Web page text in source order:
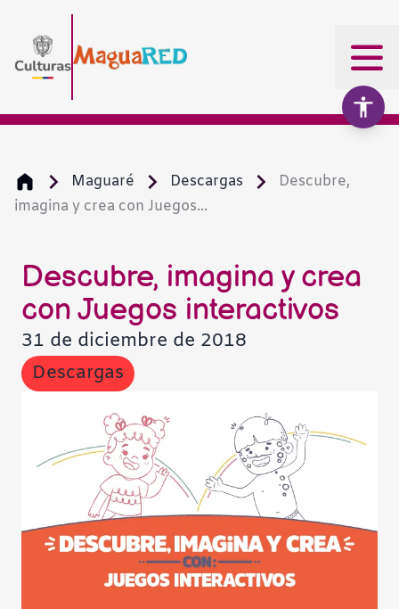
Maguaré Descargas
Descubre,
imagina y crea con Juegos...
Descubre, imagina y crea
con Juegos interactivos
31 de diciembre de 2018
Descargas
Aumentar texto
Escala de grises
Contraste negativo
Fondo claro
Subrayar enlaces
Fuente legible